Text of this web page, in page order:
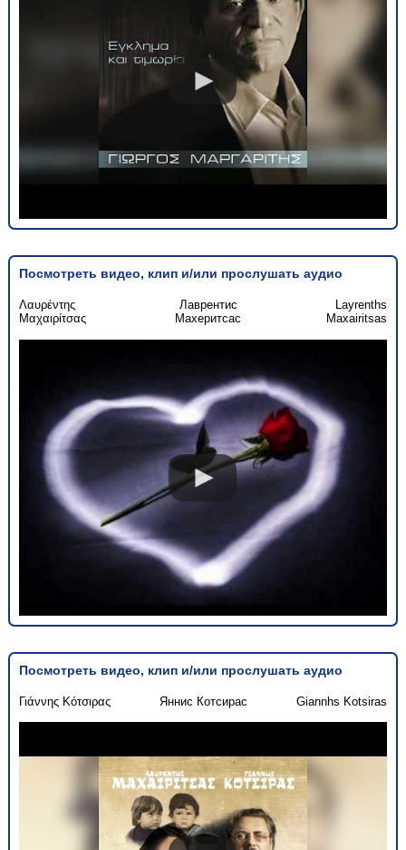
Посмотреть видео, клип и/или прослушать аудио
Λαυρέντης
Μαχαιρίτσας
Лаврентис
Махеритсас
Layrenths
Maxairitsas
Посмотреть видео, клип и/или прослушать аудио
Γιάννης Κότσιρας Яннис Котсирас Giannhs Kotsiras